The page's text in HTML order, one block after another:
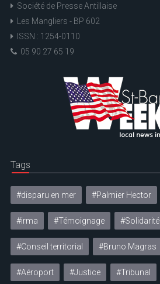
Société de Presse Antillaise
Les Mangliers - BP 602
ISSN : 1254-0110
05 90 27 65 19
Tags
#disparu en mer #Palmier Hector
#irma #Témoignage #Solidarité
#Conseil territorial #Bruno Magras
#Aéroport #Justice #Tribunal